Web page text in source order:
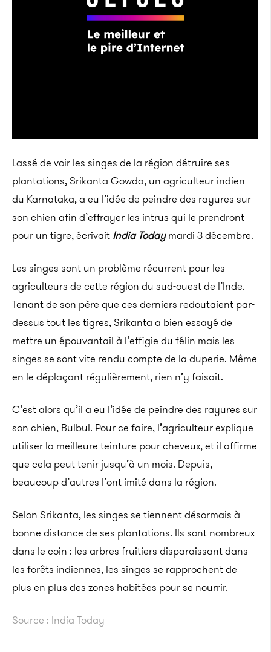
Lassé de voir les singes de la région détruire ses
plantations,Srikanta Gowda, un agriculteur indien
du Karnataka, a eu l’idée de peindre des rayures sur
son chien afin d’effrayer les intrus qui le prendront
pour un tigre, écrivait India Todaymardi 3 décembre.
Les singes sont un problème récurrent pour les
agriculteurs de cette région du sud-ouest de l’Inde.
Tenant de son père que ces derniers redoutaient par-
dessus tout les tigres, Srikanta a bien essayé de
mettre un épouvantail à l’effigie du félin mais les
singes se sont vite rendu compte de la duperie. Même
en le déplaçant régulièrement, rien n’y faisait.
C’est alors qu’il a eu l’idée de peindre des rayures sur
son chien, Bulbul. Pour ce faire, l’agriculteur explique
utiliser la meilleure teinture pour cheveux, et il affirme
que cela peut tenir jusqu’à un mois. Depuis,
beaucoup d’autres l’ont imité dans la région.
Selon Srikanta, les singes se tiennent désormais à
bonne distance de ses plantations. Ils sont nombreux
dans le coin : les arbres fruitiers disparaissant dans
les forêts indiennes, les singes se rapprochent de
plus en plus des zones habitées pour se nourrir.
Source : India Today